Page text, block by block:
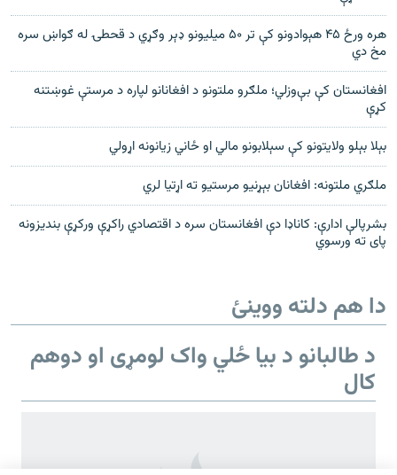
هره ورځ ۴۵ هېوادونو کې تر ۵۰ میلیونو ډېر وګړي د قحطۍ له ګواښ سره
مخ دي
افغانستان کې بې‌وزلي؛ ملګرو ملتونو د افغانانو لپاره د مرستې غوښتنه
کړې
بېلا بېلو ولايتونو کې سېلابونو مالي او ځاني زيانونه اړولي
ملګري ملتونه: افغانان بېړنيو مرستيو ته اړتيا لري
بشرپالې ادارې: کاناډا دې افغانستان سره د اقتصادي راکړې ورکړې بنديزونه
پای ته ورسوي
دا هم دلته ووینئ
د طالبانو د بیا ځلي واک لومړی او دوهم
کال